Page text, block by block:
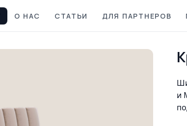
О НАС СТАТЬИ ДЛЯ ПАРТНЕРОВ
и